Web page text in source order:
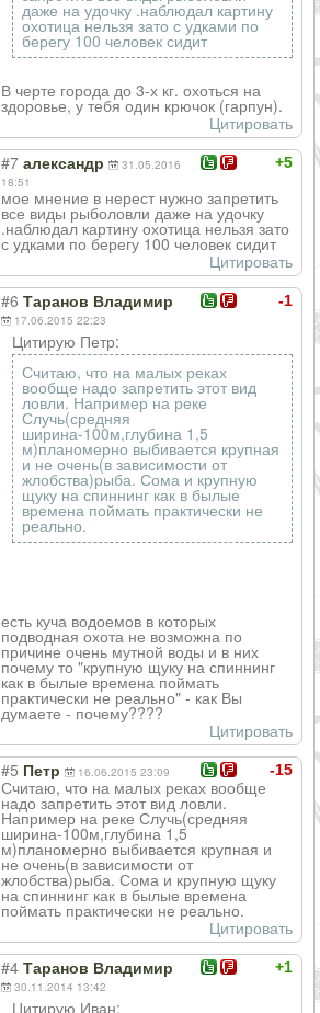
даже на удочку .наблюдал картину
охотица нельзя зато с удками по
берегу 100 человек сидит
В черте города до 3-х кг. охоться на
здоровье, у тебя один крючок (гарпун).
Цитировать
+5
#7 александр
31.05.2016
18:51
мое мнение в нерест нужно запретить
все виды рыболовли даже на удочку
.наблюдал картину охотица нельзя зато
с удками по берегу 100 человек сидит
Цитировать
-1
#6 Таранов Владимир
17.06.2015 22:23
Цитирую Петр:
Считаю, что на малых реках
вообще надо запретить этот вид
ловли. Например на реке
Случь(средняя
ширина-100м,глубина 1,5
м)планомерно выбивается крупная
и не очень(в зависимости от
жлобства)рыба. Сома и крупную
щуку на спиннинг как в былые
времена поймать практически не
реально.
есть куча водоемов в которых
подводная охота не возможна по
причине очень мутной воды и в них
почему то "крупную щуку на спиннинг
как в былые времена поймать
практически не реально" - как Вы
думаете - почему????
Цитировать
-15
#5 Петр 16.06.2015 23:09
Считаю, что на малых реках вообще
надо запретить этот вид ловли.
Например на реке Случь(средняя
ширина-100м,глубина 1,5
м)планомерно выбивается крупная и
не очень(в зависимости от
жлобства)рыба. Сома и крупную щуку
на спиннинг как в былые времена
поймать практически не реально.
Цитировать
+1
#4 Таранов Владимир
30.11.2014 13:42
Цитирую Иван: